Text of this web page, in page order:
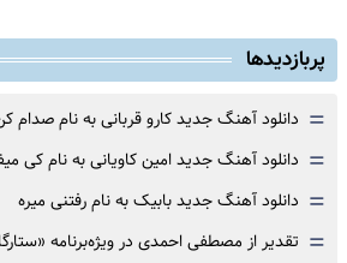
پربازدیدها
= دانلود آهنگ جدید کارو قربانی به نام صدام
= دانلود آهنگ جدید امین کاویانی به نام کی
= دانلود آهنگ جدید بابیک به نام رفتنی میره
= تقدیر از مصطفی احمدی در ویژه‌برنامه